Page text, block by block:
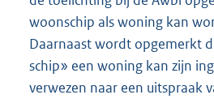
woonschip als woning kan
Daarnaast wordt opgemerkt
schip» een woning kan zijn
verwezen naar een uitspraak